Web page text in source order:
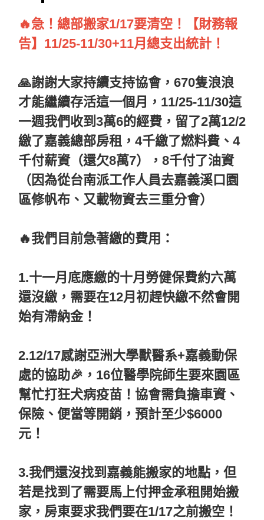
🔥急！總部搬家1/17要清空！【財務報
告】11/25-11/30+11月總支出統計！
🙏謝謝大家持續支持協會，670隻浪浪
才能繼續存活這一個月，11/25-11/30這
一週我們收到3萬6的經費，留了2萬12/2
繳了嘉義總部房租，4千繳了燃料費、4
千付薪資（還欠8萬7），8千付了油資
（因為從台南派工作人員去嘉義溪口園
區修帆布、又載物資去三重分會）
🔥我們目前急著繳的費用：
1.十一月底應繳的十月勞健保費約六萬
還沒繳，需要在12月初趕快繳不然會開
始有滯納金！
2.12/17感謝亞洲大學獸醫系+嘉義動保
處的協助🎉，16位醫學院師生要來園區
幫忙打狂犬病疫苗！協會需負擔車資、
保險、便當等開銷，預計至少$6000
元！
3.我們還沒找到嘉義能搬家的地點，但
若是找到了需要馬上付押金承租開始搬
家，房東要求我們要在1/17之前搬空！